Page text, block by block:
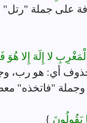
لا إِلَهَ إِلا هُوَ
أي: هو رب،
وجملة "فاتخذه"
}